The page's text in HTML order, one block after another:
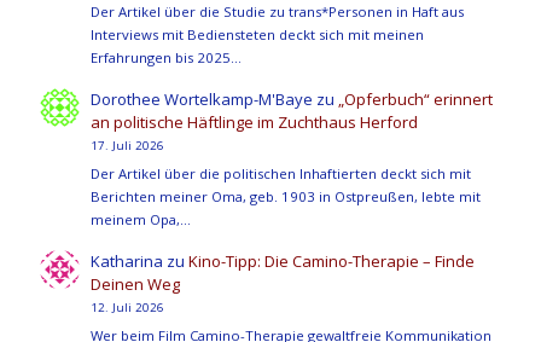
Der Artikel über die Studie zu trans*Personen in Haft aus
Interviews mit Bediensteten deckt sich mit meinen
Erfahrungen bis 2025…
Dorothee Wortelkamp-M'Baye zu „Opferbuch“ erinnert
an politische Häftlinge im Zuchthaus Herford
17. Juli 2026
Der Artikel über die politischen Inhaftierten deckt sich mit
Berichten meiner Oma, geb. 1903 in Ostpreußen, lebte mit
meinem Opa,…
Katharina zuKino-Tipp: Die Camino-Therapie – Finde
Deinen Weg
12. Juli 2026
Wer beim Film Camino-Therapie gewaltfreie Kommunikation